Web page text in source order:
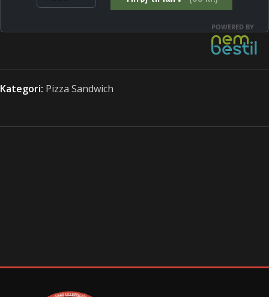
Kategori: Pizza Sandwich